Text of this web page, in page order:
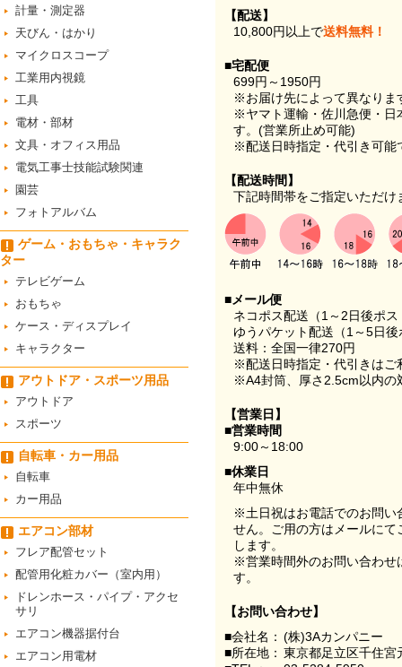
計量・測定器
天びん・はかり
マイクロスコープ
工業用内視鏡
工具
電材・部材
文具・オフィス用品
電気工事士技能試験関連
園芸
フォトアルバム
ゲーム・おもちゃ・キャラク
ター
テレビゲーム
おもちゃ
ケース・ディスプレイ
キャラクター
アウトドア・スポーツ用品
アウトドア
スポーツ
自転車・カー用品
自転車
カー用品
エアコン部材
フレア配管セット
配管用化粧カバー（室内用）
ドレンホース・パイプ・アクセ
サリ
エアコン機器据付台
エアコン用電材
【配送】
10,800円以上で送料無料！
■宅配便
699円～1950円
※お届け先によって異なりま
※ヤマト運輸・佐川急便・日
す。(営業所止め可能)
※配送日時指定・代引き可能
【配送時間】
下記時間帯をご指定いただけ
■メール便
ネコポス配送（1～2日後ポ
ゆうパケット配送（1～5日
送料：全国一律270円
※配送日時指定・代引きはご
※A4封筒、厚さ2.5cm以内の
【営業日】
■営業時間
9:00～18:00
■休業日
年中無休
※土日祝はお電話でのお問い
せん。ご用の方はメールに
します。
※営業時間外のお問い合わせ
す。
【お問い合わせ】
■会社名： (株)3Aカンパニー
■所在地： 東京都足立区千住